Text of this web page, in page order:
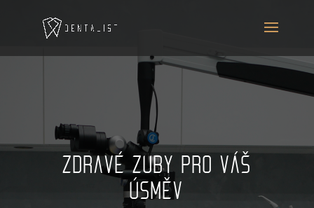
ZDRAVÉ ZUBY PRO VÁŠ
ÚSMĚV